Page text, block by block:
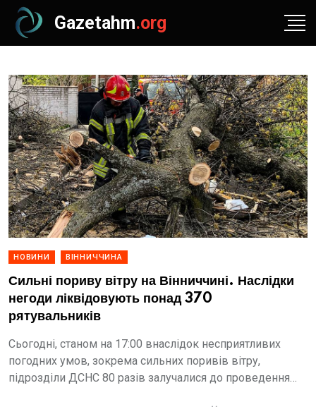
Gazetahm.org
НОВИНИ ВІННИЧЧИНА
Сильні пориву вітру на Вінниччині. Наслідки
негоди ліквідовують понад 370
рятувальників
Сьогодні, станом на 17:00 внаслідок несприятливих
погодних умов, зокрема сильних поривів вітру,
підрозділи ДСНС 80 разів залучалися до проведення